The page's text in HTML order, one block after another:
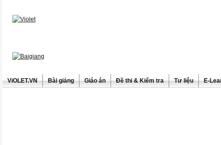
ViOLET.VN Bài giảng Giáo án Đề thi & Kiểm tra Tư liệu E-